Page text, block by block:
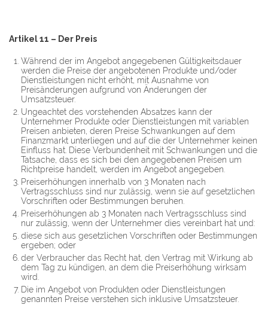
Artikel 11 – Der Preis
Während der im Angebot angegebenen Gültigkeitsdauer
werden die Preise der angebotenen Produkte und/oder
Dienstleistungen nicht erhöht, mit Ausnahme von
Preisänderungen aufgrund von Änderungen der
Umsatzsteuer.
Ungeachtet des vorstehenden Absatzes kann der
Unternehmer Produkte oder Dienstleistungen mit variablen
Preisen anbieten, deren Preise Schwankungen auf dem
Finanzmarkt unterliegen und auf die der Unternehmer keinen
Einfluss hat. Diese Verbundenheit mit Schwankungen und die
Tatsache, dass es sich bei den angegebenen Preisen um
Richtpreise handelt, werden im Angebot angegeben.
Preiserhöhungen innerhalb von 3 Monaten nach
Vertragsschluss sind nur zulässig, wenn sie auf gesetzlichen
Vorschriften oder Bestimmungen beruhen.
Preiserhöhungen ab 3 Monaten nach Vertragsschluss sind
nur zulässig, wenn der Unternehmer dies vereinbart hat und:
diese sich aus gesetzlichen Vorschriften oder Bestimmungen
ergeben; oder
der Verbraucher das Recht hat, den Vertrag mit Wirkung ab
dem Tag zu kündigen, an dem die Preiserhöhung wirksam
wird.
Die im Angebot von Produkten oder Dienstleistungen
genannten Preise verstehen sich inklusive Umsatzsteuer.